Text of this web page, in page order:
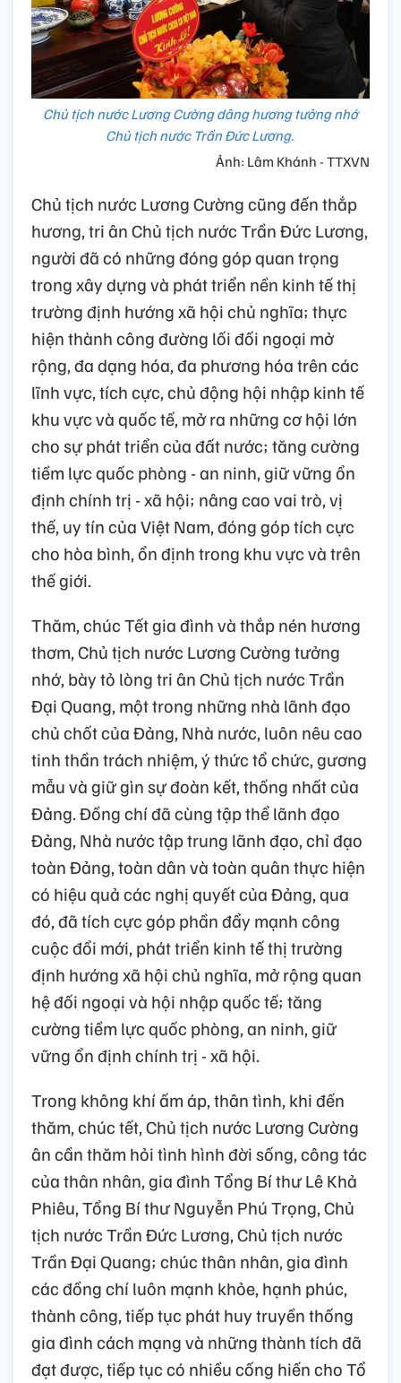
Chủ tịch nước Lương Cường dâng hương tưởng nhớ
Chủ tịch nước Trần Đức Lương.
Ảnh: Lâm Khánh - TTXVN
Chủ tịch nước Lương Cường cũng đến thắp
hương, tri ân Chủ tịch nước Trần Đức Lương,
người đã có những đóng góp quan trọng
trong xây dựng và phát triển nền kinh tế thị
trường định hướng xã hội chủ nghĩa; thực
hiện thành công đường lối đối ngoại mở
rộng, đa dạng hóa, đa phương hóa trên các
lĩnh vực, tích cực, chủ động hội nhập kinh tế
khu vực và quốc tế, mở ra những cơ hội lớn
cho sự phát triển của đất nước; tăng cường
tiềm lực quốc phòng - an ninh, giữ vững ổn
định chính trị - xã hội; nâng cao vai trò, vị
thế, uy tín của Việt Nam, đóng góp tích cực
cho hòa bình, ổn định trong khu vực và trên
thế giới.
Thăm, chúc Tết gia đình và thắp nén hương
thơm, Chủ tịch nước Lương Cường tưởng
nhớ, bày tỏ lòng tri ân Chủ tịch nước Trần
Đại Quang, một trong những nhà lãnh đạo
chủ chốt của Đảng, Nhà nước, luôn nêu cao
tinh thần trách nhiệm, ý thức tổ chức, gương
mẫu và giữ gìn sự đoàn kết, thống nhất của
Đảng. Đồng chí đã cùng tập thể lãnh đạo
Đảng, Nhà nước tập trung lãnh đạo, chỉ đạo
toàn Đảng, toàn dân và toàn quân thực hiện
có hiệu quả các nghị quyết của Đảng, qua
đó, đã tích cực góp phần đẩy mạnh công
cuộc đổi mới, phát triển kinh tế thị trường
định hướng xã hội chủ nghĩa, mở rộng quan
hệ đối ngoại và hội nhập quốc tế; tăng
cường tiềm lực quốc phòng, an ninh, giữ
vững ổn định chính trị - xã hội.
Trong không khí ấm áp, thân tình, khi đến
thăm, chúc tết, Chủ tịch nước Lương Cường
ân cần thăm hỏi tình hình đời sống, công tác
của thân nhân, gia đình Tổng Bí thư Lê Khả
Phiêu, Tổng Bí thư Nguyễn Phú Trọng, Chủ
tịch nước Trần Đức Lương, Chủ tịch nước
Trần Đại Quang; chúc thân nhân, gia đình
các đồng chí luôn mạnh khỏe, hạnh phúc,
thành công, tiếp tục phát huy truyền thống
gia đình cách mạng và những thành tích đã
đạt được, tiếp tục có nhiều cống hiến cho Tổ